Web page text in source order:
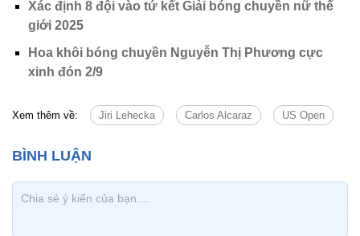
Xác định 8 đội vào tứ kết Giải bóng chuyền nữ thế
giới 2025
Hoa khôi bóng chuyền Nguyễn Thị Phương cực
xinh đón 2/9
Xem thêm về: Jiri Lehecka Carlos Alcaraz US Open